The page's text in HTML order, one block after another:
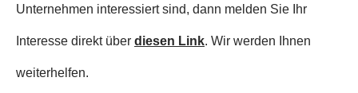
Unternehmen interessiert sind, dann melden Sie Ihr
Interesse direkt über diesen Link. Wir werden Ihnen
weiterhelfen.